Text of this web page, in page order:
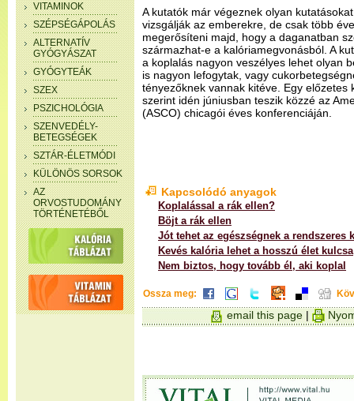
VITAMINOK
SZÉPSÉGÁPOLÁS
ALTERNATÍV
GYÓGYÁSZAT
GYÓGYTEÁK
SZEX
PSZICHOLÓGIA
SZENVEDÉLY-
BETEGSÉGEK
SZTÁR-ÉLETMÓDI
KÜLÖNÖS SORSOK
AZ
ORVOSTUDOMÁNY
TÖRTÉNETÉBŐL
A kutatók már végeznek olyan
vizsgálják az emberekre, de csak több
megerősíteni majd, hogy a daganatban
származhat-e a kalóriamegvonásból. A
a koplalás nagyon veszélyes lehet olyan
is nagyon lefogytak, vagy
tényezőknek vannak kitéve. Egy előzetes
szerint idén júniusban teszik közzé az
(ASCO) chicagói éves konferenciáján.
Kapcsolódó anyagok
Koplalással a rák ellen?
Böjt a rák ellen
Jót tehet az egészségnek a rendszeres
Kevés kalória lehet a hosszú élet kulcsa
Nem biztos, hogy tovább él, aki koplal
Ossza meg:
email this page |